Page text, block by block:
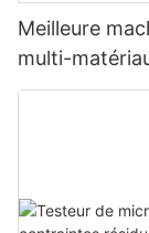
Meilleure
multi-
et des